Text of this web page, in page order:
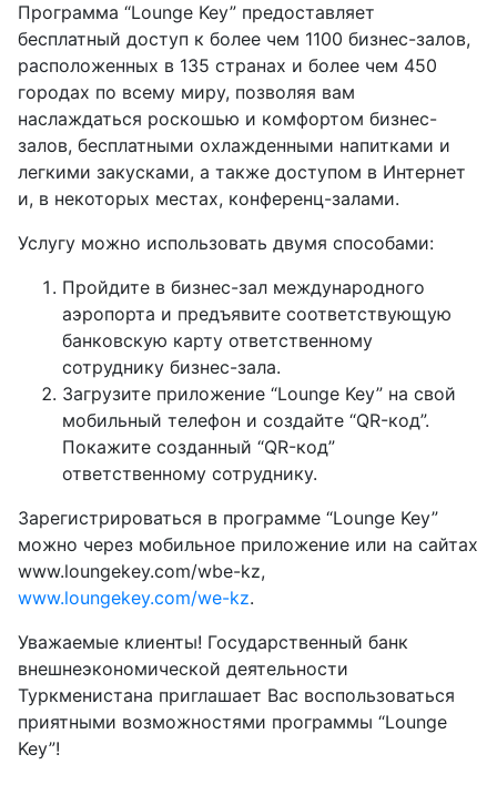
Программа “Lounge Key” предоставляет
бесплатный доступ к более чем 1100 бизнес-залов,
расположенных в 135 странах и более чем 450
городах по всему миру, позволяя вам
наслаждаться роскошью и комфортом бизнес-
залов, бесплатными охлажденными напитками и
легкими закусками, а также доступом в Интернет
и, в некоторых местах, конференц-залами.
Услугу можно использовать двумя способами:
Пройдите в бизнес-зал международного
аэропорта и предъявите соответствующую
банковскую карту ответственному
сотруднику бизнес-зала.
Загрузите приложение “Lounge Key” на свой
мобильный телефон и создайте “QR-код”.
Покажите созданный “QR-код”
ответственному сотруднику.
Зарегистрироваться в программе “Lounge Key”
можно через мобильное приложение или на сайтах
www.loungekey.com/wbe-kz,
www.loungekey.com/we-kz.
Уважаемые клиенты! Государственный банк
внешнеэкономической деятельности
Туркменистана приглашает Вас воспользоваться
приятными возможностями программы “Lounge
Key”!